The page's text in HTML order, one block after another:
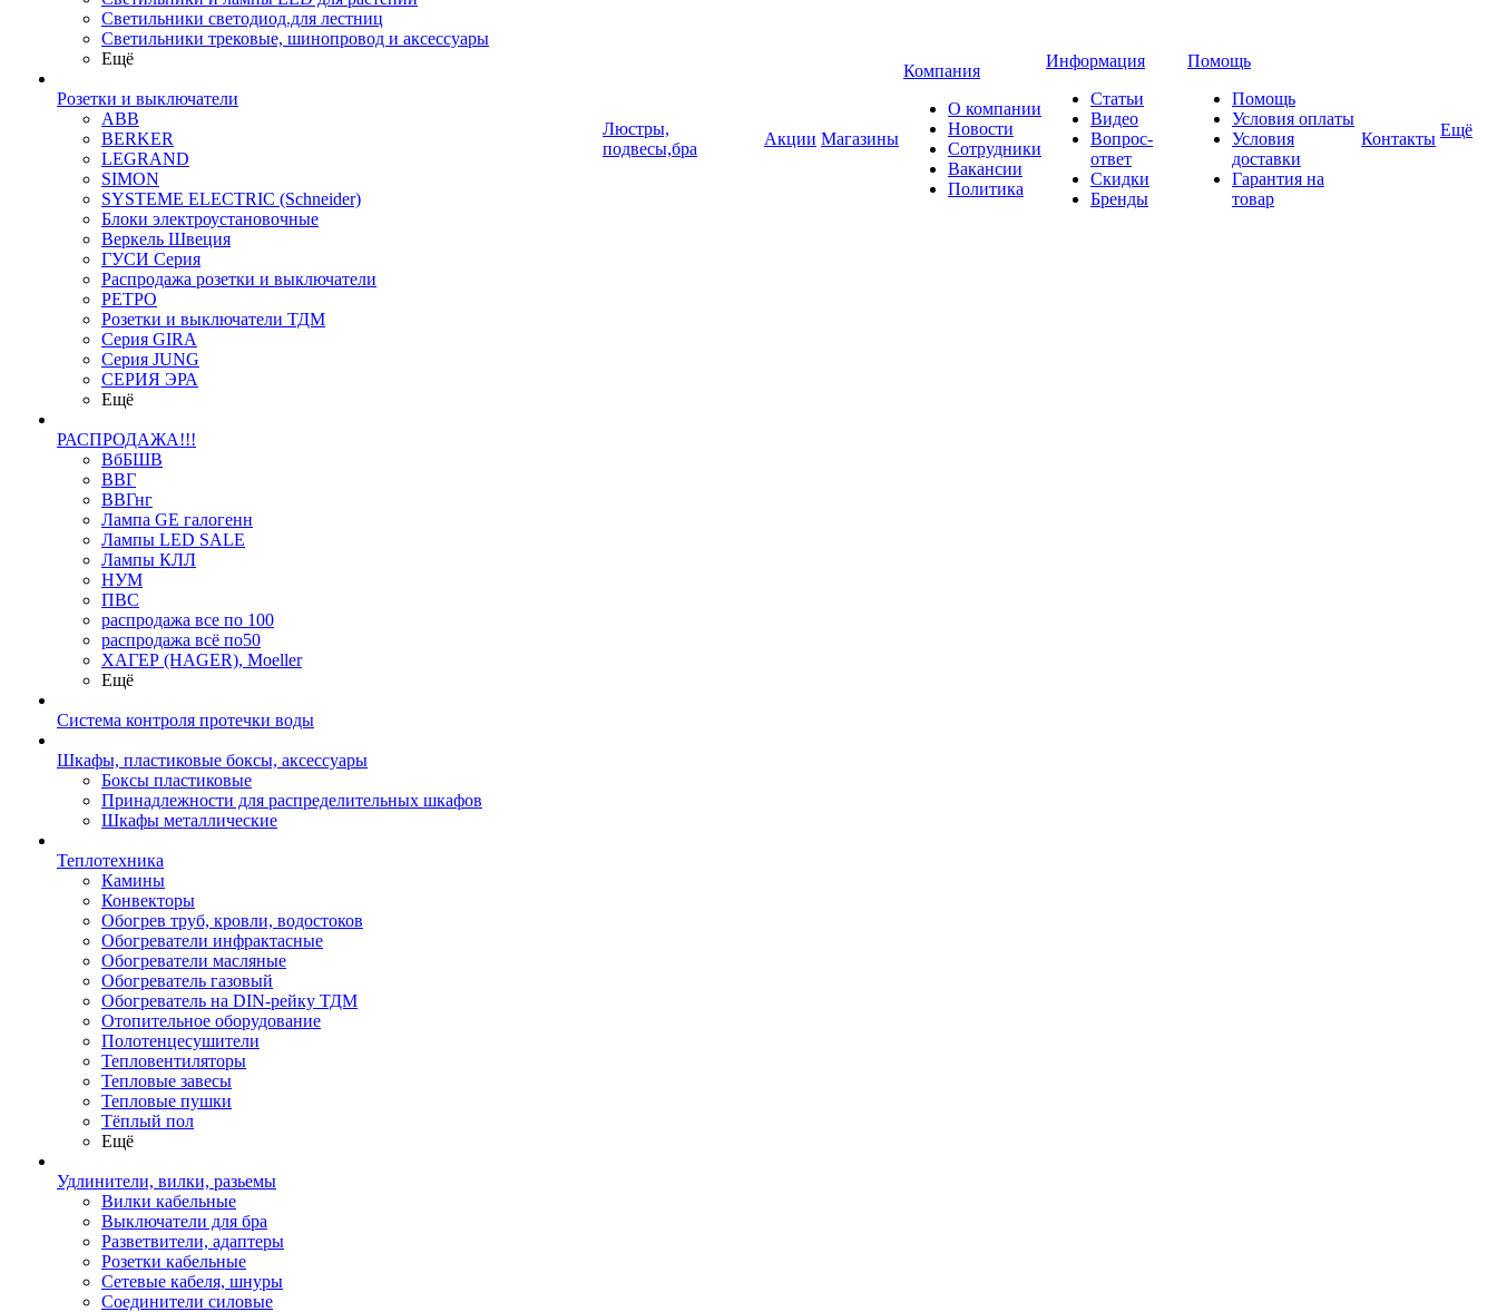
Светильники светодиод.для лестниц
Светильники трековые, шинопровод и аксессуары
Ещё
Розетки и выключатели
ABB
BERKER
LEGRAND
SIMON
SYSTEME ELECTRIC (Schneider)
Блоки электроустановочные
Веркель Швеция
ГУСИ Серия
Распродажа розетки и выключатели
РЕТРО
Розетки и выключатели ТДМ
Серия GIRA
Серия JUNG
СЕРИЯ ЭРА
Ещё
РАСПРОДАЖА!!!
ВбБШВ
ВВГ
ВВГнг
Лампа GE галогенн
Лампы LED SALE
Лампы КЛЛ
НУМ
ПВС
распродажа все по 100
распродажа всё по50
ХАГЕР (HAGER), Moeller
Ещё
Система контроля протечки воды
Шкафы, пластиковые боксы, аксессуары
Боксы пластиковые
Принадлежности для распределительных шкафов
Шкафы металлические
Теплотехника
Камины
Конвекторы
Обогрев труб, кровли, водостоков
Обогреватели инфрактасные
Обогреватели масляные
Обогреватель газовый
Обогреватель на DIN-рейку ТДМ
Отопительное оборудование
Полотенцесушители
Тепловентиляторы
Тепловые завесы
Тепловые пушки
Тёплый пол
Ещё
Удлинители, вилки, разьемы
Вилки кабельные
Выключатели для бра
Разветвители, адаптеры
Розетки кабельные
Сетевые кабеля, шнуры
Соединители силовые
Люстры,
подвесы,бра
Акции Магазины
Компания
О компании
Новости
Сотрудники
Вакансии
Политика
Информация
Статьи
Видео
Вопрос-
ответ
Скидки
Бренды
Помощь
Помощь
Условия оплаты
Условия
доставки
Гарантия на
товар
Контакты Ещё